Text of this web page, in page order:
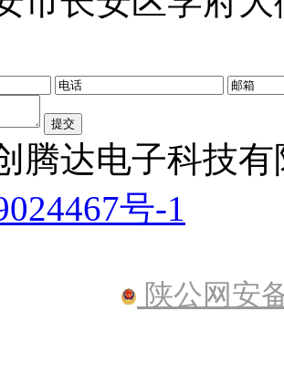
腾达电子科技
号-1
陕公网安